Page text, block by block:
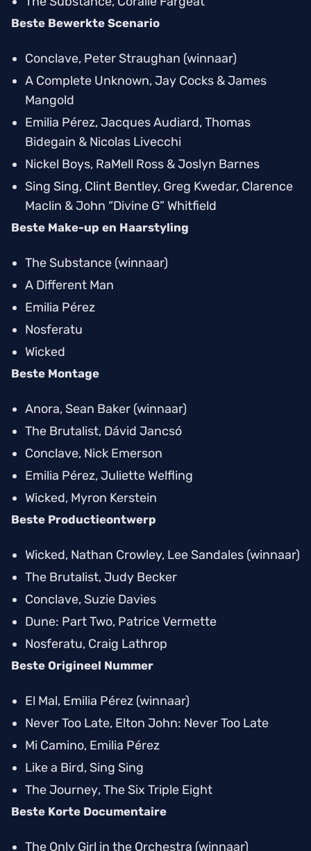
Beste Bewerkte Scenario
Conclave, Peter Straughan (winnaar)
A Complete Unknown, Jay Cocks & James
Mangold
Emilia Pérez, Jacques Audiard, Thomas
Bidegain & Nicolas Livecchi
Nickel Boys, RaMell Ross & Joslyn Barnes
Sing Sing, Clint Bentley, Greg Kwedar, Clarence
Maclin & John “Divine G” Whitfield
Beste Make-up en Haarstyling
The Substance (winnaar)
A Different Man
Emilia Pérez
Nosferatu
Wicked
Beste Montage
Anora, Sean Baker (winnaar)
The Brutalist, Dávid Jancsó
Conclave, Nick Emerson
Emilia Pérez, Juliette Welfling
Wicked, Myron Kerstein
Beste Productieontwerp
Wicked, Nathan Crowley, Lee Sandales (winnaar)
The Brutalist, Judy Becker
Conclave, Suzie Davies
Dune: Part Two, Patrice Vermette
Nosferatu, Craig Lathrop
Beste Origineel Nummer
El Mal, Emilia Pérez (winnaar)
Never Too Late, Elton John: Never Too Late
Mi Camino, Emilia Pérez
Like a Bird, Sing Sing
The Journey,The Six Triple Eight
Beste Korte Documentaire
The Only Girl in the Orchestra (winnaar)